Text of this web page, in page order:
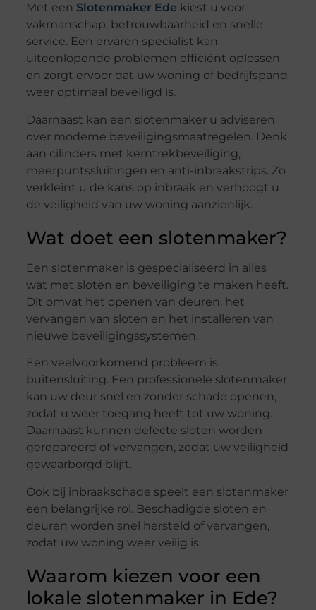
Met een Slotenmaker Ede kiest u voor
vakmanschap, betrouwbaarheid en snelle
service. Een ervaren specialist kan
uiteenlopende problemen efficiënt oplossen
en zorgt ervoor dat uw woning of bedrijfspand
weer optimaal beveiligd is.
Daarnaast kan een slotenmaker u adviseren
over moderne beveiligingsmaatregelen. Denk
aan cilinders met kerntrekbeveiliging,
meerpuntssluitingen en anti-inbraakstrips. Zo
verkleint u de kans op inbraak en verhoogt u
de veiligheid van uw woning aanzienlijk.
Wat doet een slotenmaker?
Een slotenmaker is gespecialiseerd in alles
wat met sloten en beveiliging te maken heeft.
Dit omvat het openen van deuren, het
vervangen van sloten en het installeren van
nieuwe beveiligingssystemen.
Een veelvoorkomend probleem is
buitensluiting. Een professionele slotenmaker
kan uw deur snel en zonder schade openen,
zodat u weer toegang heeft tot uw woning.
Daarnaast kunnen defecte sloten worden
gerepareerd of vervangen, zodat uw veiligheid
gewaarborgd blijft.
Ook bij inbraakschade speelt een slotenmaker
een belangrijke rol. Beschadigde sloten en
deuren worden snel hersteld of vervangen,
zodat uw woning weer veilig is.
Waarom kiezen voor een
lokale slotenmaker in Ede?